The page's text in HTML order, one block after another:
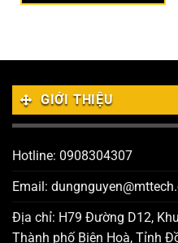
GIỚI THIỆU
Hotline: 0908304307
Email:
Địa chỉ: H79 Đường D12,
Thành phố Biên Hoà, Tỉnh